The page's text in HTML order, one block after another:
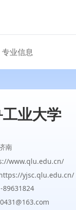
专业信息
业大学
南
www.qlu.edu.cn/
yjsc.qlu.edu.cn/
89631824